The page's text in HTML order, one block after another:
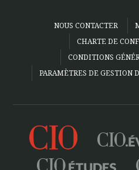
NOUS CONTACTER
CHARTE DE
CONDITIONS
PARAMÈTRES DE GESTION